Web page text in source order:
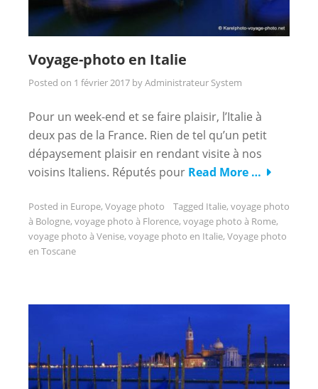
Voyage-photo en Italie
Posted on 1 février 2017 byAdministrateur System
Pour un week-end et se faire plaisir, l’Italie à
deux pas de la France. Rien de tel qu’un petit
dépaysement plaisir en rendant visite à nos
voisins Italiens. Réputés pour Read More …
Posted in Europe, Voyage photo Tagged Italie, voyage photo
à Bologne, voyage photo à Florence, voyage photo à Rome,
voyage photo à Venise, voyage photo en Italie, Voyage photo
en Toscane